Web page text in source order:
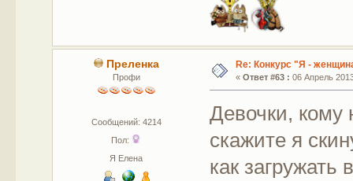
Преленка
Профи
Сообщений: 4214
Пол:
Я Елена
Re: Конкурс "Я -
« Ответ #63 : 06 Апрель
Девочки, кому
скажите я
как